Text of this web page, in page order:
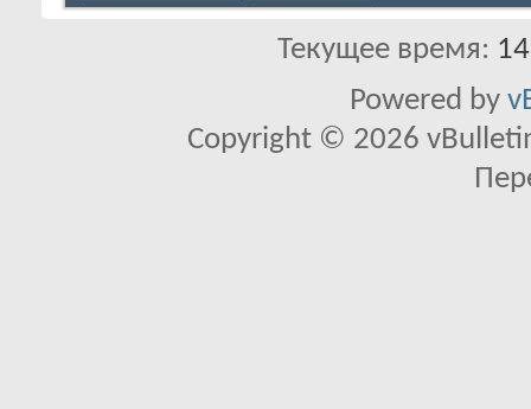
Текущее время:
Powered by
Copyright © 2026